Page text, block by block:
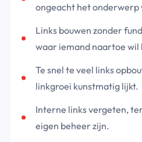
ongeacht het onderwerp
Links bouwen zonder
waar iemand naartoe wil
Te snel te veel links
linkgroei kunstmatig lijkt.
Interne links vergeten,
eigen beheer zijn.